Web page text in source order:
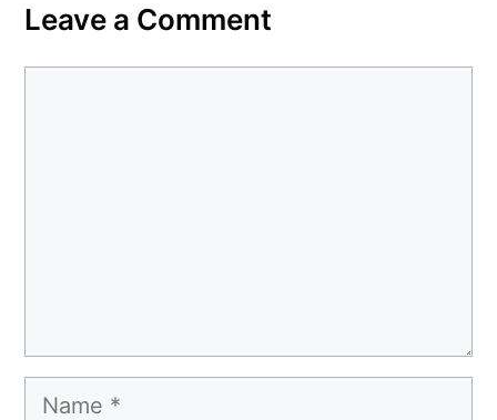
Leave a Comment
Name